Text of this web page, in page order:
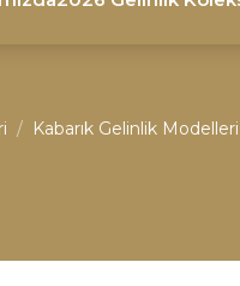
/ Kabarık Gelinlik Modelleri